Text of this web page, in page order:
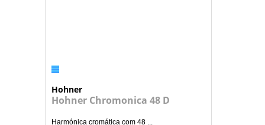
Hohner
Hohner Chromonica 48 D
Harmónica cromática com 48 ...